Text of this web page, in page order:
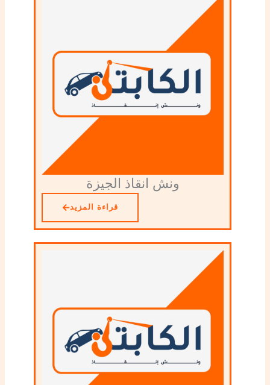
ونش انقاذ الجيزة
قراءة المزيد